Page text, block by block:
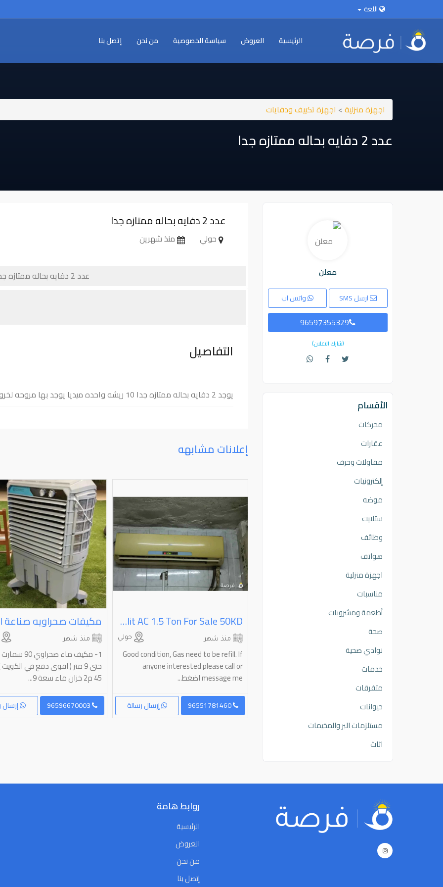
اللغة
الرئيسية العروض سياسة الخصوصية من نحن إتصل بنا
اجهزة منزلية> اجهزة تكييف ودفايات
عدد ⁦⁦2⁩⁩ دفايه بحاله ممتازه جدا
عدد ⁦⁦2⁩⁩ دفايه بحاله ممتازه جدا
حولي منذ شهرين
التفاصيل
يوجد 2 دفايه بحاله ممتازه جدا 10 ريشه واحده ميديا يوجد بها مروحه لخروج الهواء الساخن التواصل على
إعلانات مشابهه
مكيف هواء بحاله ممتازه جداا
للبيع مكيف هواء عمودي "ستاند" سبب
البيع: استغناء المواصفات:
96597355329
Yair Split AC 1.5 Ton For Sale 50KD
حولي منذ شهر
Good condition, Gas need to be refill. If
anyone interested please call or
message me اضغط...
إرسال رسالة 96551781460
منذ شهر
1- مكيف ماء
حتى 9 متر ( اقوى دفع في
45 م2 خزان ماء سعة 9...
إرسال
معلن
ارسل SMS واتس اب
96597355329
(شارك الاعلان)
الأقسام
محركات
عقارات
مقاولات وحرف
إلكترونيات
موضه
ستلايت
وظائف
هواتف
اجهزة منزلية
مناسبات
أطعمة ومشروبات
صحة
نوادي صحية
خدمات
متفرقات
حيوانات
مستلزمات البر والمخيمات
اثاث
روابط هامة
الرئيسية
العروض
من نحن
إتصل بنا